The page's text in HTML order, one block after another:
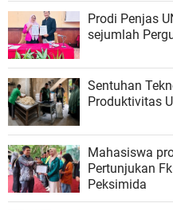
Prodi Penjas
sejumlah
Sentuhan
Produktivitas
Mahasiswa
Pertunjukan
Peksimida